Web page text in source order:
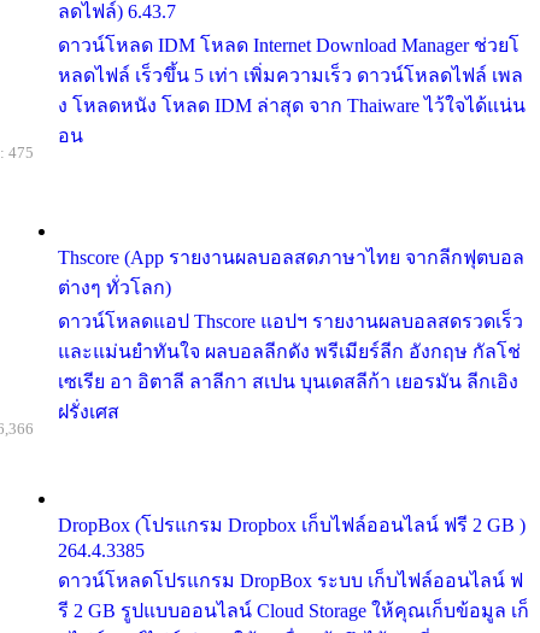
ลดไฟล์) 6.43.7
ดาวน์โหลด IDM โหลด Internet Download Manager ช่วยโ
หลดไฟล์ เร็วขึ้น 5 เท่า เพิ่มความเร็ว ดาวน์โหลดไฟล์ เพล
ง โหลดหนัง โหลด IDM ล่าสุด จาก Thaiware ไว้ใจได้แน่น
อน
Thscore (App รายงานผลบอลสดภาษาไทย จากลีกฟุตบอล
ต่างๆ ทั่วโลก)
ดาวน์โหลดแอป Thscore แอปฯ รายงานผลบอลสดรวดเร็ว
และแม่นยำทันใจ ผลบอลลีกดัง พรีเมียร์ลีก อังกฤษ กัลโช่
เซเรีย อา อิตาลี ลาลีกา สเปน บุนเดสลีก้า เยอรมัน ลีกเอิง
ฝรั่งเศส
475
DropBox (โปรแกรม Dropbox เก็บไฟล์ออนไลน์ ฟรี 2 GB )
264.4.3385
ดาวน์โหลดโปรแกรม DropBox ระบบ เก็บไฟล์ออนไลน์ ฟ
รี 2 GB รูปแบบออนไลน์ Cloud Storage ให้คุณเก็บข้อมูล เก็